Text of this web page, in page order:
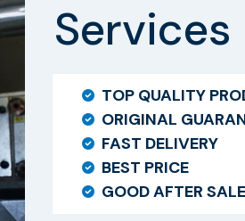
Services
TOP QUALITY
ORIGINAL
FAST DELIVERY
BEST PRICE
GOOD AFTER